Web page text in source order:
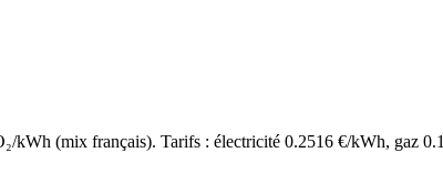
kWh (mix français). Tarifs : électricité 0.2516 €/kWh, gaz